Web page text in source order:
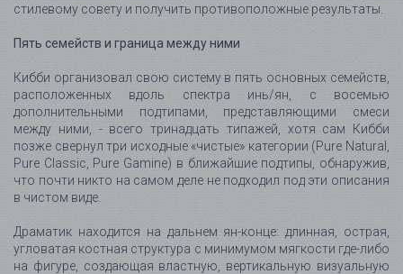
стилевому совету и получить противоположные результаты.
Пять семейств и граница между ними
Кибби организовал свою систему в пять основных семейств,
расположенных вдоль спектра инь/ян, с восемью
дополнительными подтипами, представляющими смеси
между ними, - всего тринадцать типажей, хотя сам Кибби
позже свернул три исходные «чистые» категории (Pure Natural,
Pure Classic, Pure Gamine) в ближайшие подтипы, обнаружив,
что почти никто на самом деле не подходил под эти описания
в чистом виде.
Драматик находится на дальнем ян-конце: длинная, острая,
угловатая костная структура с минимумом мягкости где-либо
на фигуре, создающая властную, вертикальную визуальную